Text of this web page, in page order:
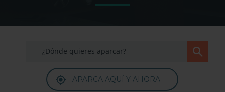
PRODUKTE UND BUCHUNGEN
My Saba
Hinweise APARCA AQUÍ Y AHORA